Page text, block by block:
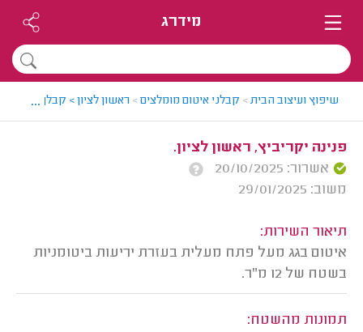
מידרג
שיפוץ ועיצוב הבית> קבלני איטום מומלצים> ראשון לציון > קבלן איטום
...
פנינה יקריביץ, ראשון לציון.
אשרור: 20/10/2025
משוב: 29/01/2025
תיאור השירות:
איטום בגג מעל פתח מעלית בעזרת יריעות ביטומניות
בשטח של 12 מ"ר.
תמונות מהשטח: